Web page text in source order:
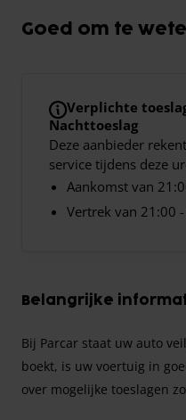
Goed om te
Verplichte
Nachttoeslag
Deze aanbieder
service tijdens deze
Aankomst van
Vertrek van 21:00
Belangrijke
Bij Parcar staat uw auto
boekt, is uw voertuig in
over mogelijke toeslagen